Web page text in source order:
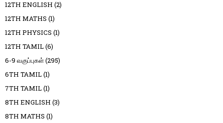
12TH ENGLISH (2)
12TH MATHS (1)
12TH PHYSICS (1)
12TH TAMIL(6)
6-9 வகுப்புகள்(295)
6TH TAMIL(1)
7TH TAMIL(1)
8TH ENGLISH (3)
8TH MATHS (1)